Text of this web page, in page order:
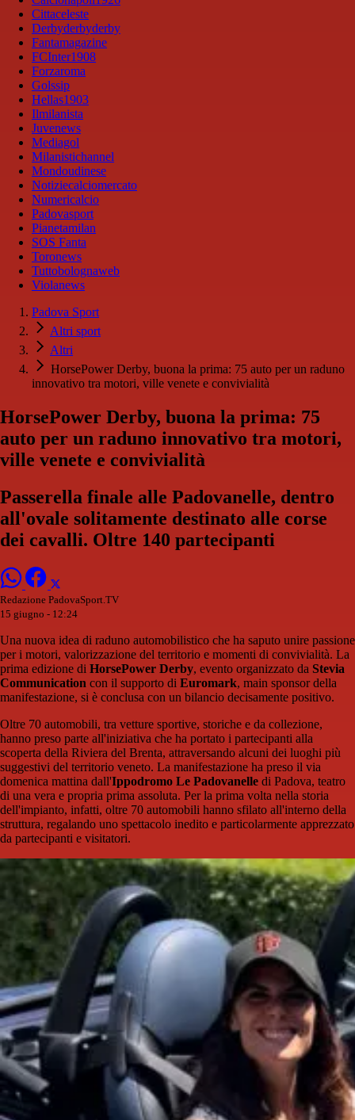
Cittaceleste
Derbyderbyderby
Fantamagazine
FCInter1908
Forzaroma
Golssip
Hellas1903
Ilmilanista
Juvenews
Mediagol
Milanistichannel
Mondoudinese
Notiziecalciomercato
Numericalcio
Padovasport
Pianetamilan
SOS Fanta
Toronews
Tuttobolognaweb
Violanews
Padova Sport
Altri sport
Altri
HorsePower Derby, buona la prima: 75 auto per un raduno
innovativo tra motori, ville venete e convivialità
HorsePower Derby, buona la prima: 75
auto per un raduno innovativo tra motori,
ville venete e convivialità
Passerella finale alle Padovanelle, dentro
all'ovale solitamente destinato alle corse
dei cavalli. Oltre 140 partecipanti
Redazione PadovaSport.TV
15 giugno - 12:24
Una nuova idea di raduno automobilistico che ha saputo unire passione
per i motori, valorizzazione del territorio e momenti di convivialità. La
prima edizione di HorsePower Derby, evento organizzato da Stevia
Communication con il supporto di Euromark, main sponsor della
manifestazione, si è conclusa con un bilancio decisamente positivo.
Oltre 70 automobili, tra vetture sportive, storiche e da collezione,
hanno preso parte all'iniziativa che ha portato i partecipanti alla
scoperta della Riviera del Brenta, attraversando alcuni dei luoghi più
suggestivi del territorio veneto. La manifestazione ha preso il via
domenica mattina dall'Ippodromo Le Padovanelle di Padova, teatro
di una vera e propria prima assoluta. Per la prima volta nella storia
dell'impianto, infatti, oltre 70 automobili hanno sfilato all'interno della
struttura, regalando uno spettacolo inedito e particolarmente apprezzato
da partecipanti e visitatori.